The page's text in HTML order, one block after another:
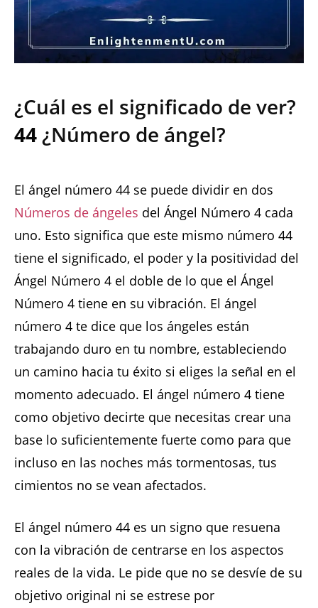
¿Cuál es el significado de ver?
44¿Número de ángel?
El ángel número 44 se puede dividir en dos
Números de ángeles del Ángel Número 4 cada
uno. Esto significa que este mismo número 44
tiene el significado, el poder y la positividad del
Ángel Número 4 el doble de lo que el Ángel
Número 4 tiene en su vibración. El ángel
número 4 te dice que los ángeles están
trabajando duro en tu nombre, estableciendo
un camino hacia tu éxito si eliges la señal en el
momento adecuado. El ángel número 4 tiene
como objetivo decirte que necesitas crear una
base lo suficientemente fuerte como para que
incluso en las noches más tormentosas, tus
cimientos no se vean afectados.
El ángel número 44 es un signo que resuena
con la vibración de centrarse en los aspectos
reales de la vida. Le pide que no se desvíe de su
objetivo original ni se estrese por